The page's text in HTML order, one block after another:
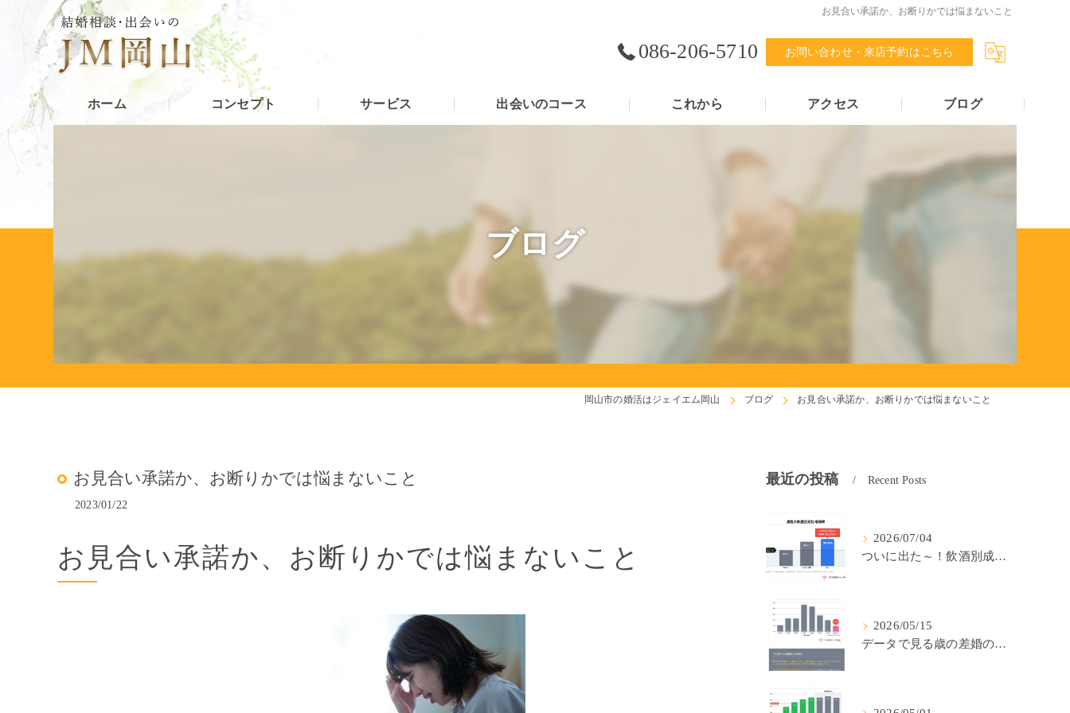
お見合い承諾か、お断りかでは悩まないこと
086-206-5710 お問い合わせ・来店予約はこちら
ホーム コンセプト サービス 出会いのコース これから アクセス ブログ
ブログ
岡山市の婚活はジェイエム岡山 ブログ お見合い承諾か、お断りかでは悩まないこと
お見合い承諾か、お断りかでは悩まないこと
2023/01/22
お見合い承諾か、お断りかでは悩まないこと
最近の投稿 Recent Posts
2026/07/04
ついに出た～！飲酒別成婚率(IBJ)！
2026/05/15
データで見る歳の差婚の確率の低さ。